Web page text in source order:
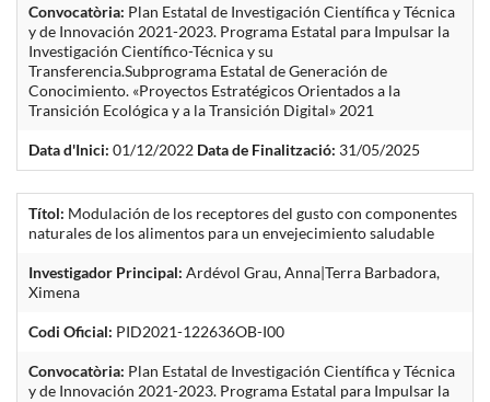
Convocatòria: Plan Estatal de Investigación Científica y Técnica
y de Innovación 2021-2023. Programa Estatal para Impulsar la
Investigación Científico-Técnica y su
Transferencia.Subprograma Estatal de Generación de
Conocimiento. «Proyectos Estratégicos Orientados a la
Transición Ecológica y a la Transición Digital» 2021
Data d'Inici: 01/12/2022 Data de Finalització: 31/05/2025
Títol: Modulación de los receptores del gusto con componentes
naturales de los alimentos para un envejecimiento saludable
Investigador Principal: Ardévol Grau, Anna|Terra Barbadora,
Ximena
Codi Oficial: PID2021-122636OB-I00
Convocatòria: Plan Estatal de Investigación Científica y Técnica
y de Innovación 2021-2023. Programa Estatal para Impulsar la